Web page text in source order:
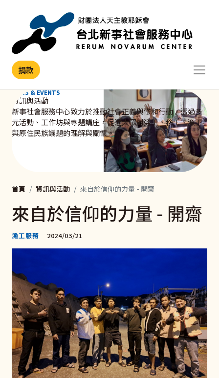
捐款
NEWS & EVENTS
資訊與活動
新事社會服務中心致力於推動社會正義與修和行動，透過多
元活動、工作坊與專題講座，促進大眾對勞工、移工、漁工
與原住民族議題的理解與關懷。
首頁 資訊與活動 來自於信仰的力量 - 開齋
來自於信仰的力量 - 開齋
漁工服務 2024/03/21